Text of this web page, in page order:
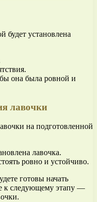
будет установлена
она была ровной и
лавочки
на подготовленной
лавочка.
ровно и устойчиво.
готовы начать
к следующему этапу —